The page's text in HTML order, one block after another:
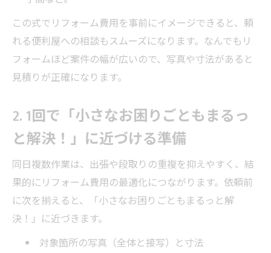
この式でリフォーム費用を事前にイメージできると、頼
れる便利屋への相談もスムーズになります。なんでもリ
フォームほど案件の幅が広いので、写真や寸法があると
見積りが正確になります。
2. 1回で「小さなお困りごともまるっ
と解決！」に近づける準備
同日複数作業は、出張や段取りの重複を抑えやすく、結
果的にリフォーム費用の最適化につながります。依頼前
に次を揃えると、「小さなお困りごともまるっと解
決！」に近づきます。
対象箇所の写真（全体と接写）と寸法